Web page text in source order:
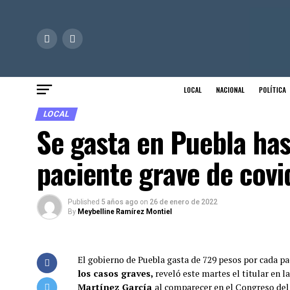
LOCAL NACIONAL POLÍTICA
LOCAL
Se gasta en Puebla
paciente grave de
Published 5 años ago on 26 de enero de 2022
By Meybelline Ramírez Montiel
El gobierno de Puebla gasta de 729 pesos por cada
los casos graves, reveló este martes el titular en
Martínez García al comparecer en el Congreso